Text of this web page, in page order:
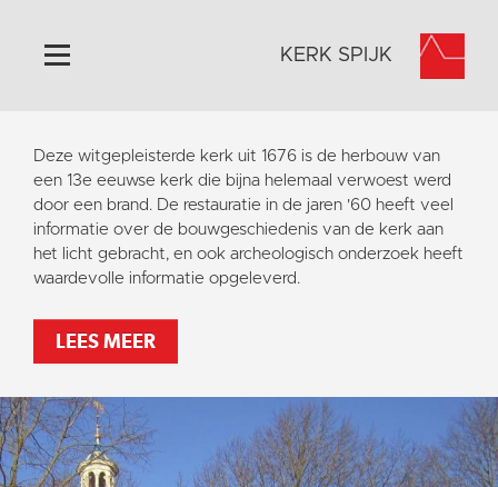
Home
Algemeen
Historie
Omgeving
Activiteiten
Steun ons
Contact
Vaktaal
KERK SPIJK
Deze witgepleisterde kerk uit 1676 is de herbouw van
een 13e eeuwse kerk die bijna helemaal verwoest werd
door een brand. De restauratie in de jaren '60 heeft veel
informatie over de bouwgeschiedenis van de kerk aan
het licht gebracht, en ook archeologisch onderzoek heeft
waardevolle informatie opgeleverd.
LEES MEER